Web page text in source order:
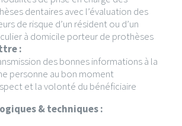
dentaires avec l’évaluation des
de risque d’un résident ou d’un
à domicile porteur de prothèses
:
des bonnes informations à la
personne au bon moment
et la volonté du bénéficiaire
& techniques :